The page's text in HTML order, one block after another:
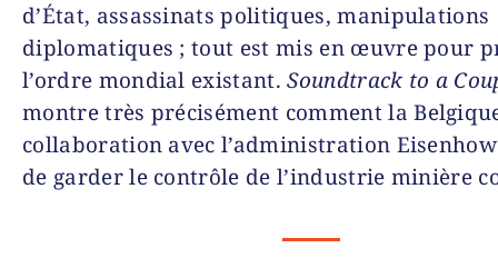
d’État, assassinats politiques, manipulations
diplomatiques ; tout est mis en œuvre pour
l’ordre mondial existant.Soundtrack to a
montre très précisément comment la
collaboration avec l’administration
de garder le contrôle de l’industrie minière